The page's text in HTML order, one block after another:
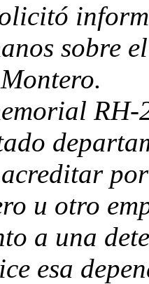
sobre
RH-
u otro
a una
esa